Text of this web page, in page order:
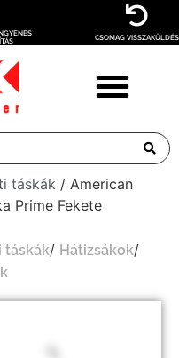
CSOMAG VISSZAKÜLDÉS
táskák / American
Prime Fekete
táskák/ Hátizsákok/